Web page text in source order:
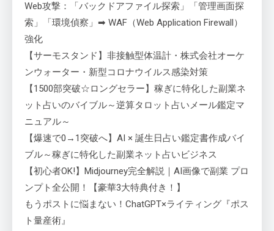
Web攻撃：「バックドアファイル探索」「管理画面探
索」「環境偵察」➡ WAF（Web Application Firewall）
強化
【サーモスタンド】非接触型体温計・株式会社オーケ
ンウォーター・新型コロナウイルス感染対策
【1500部突破☆ロングセラー】稼ぎに特化した副業ネ
ット占いのバイブル～逆算タロット占いメール鑑定マ
ニュアル～
【爆速で0→1突破へ】AI × 誕生日占い鑑定書作成バイ
ブル～稼ぎに特化した副業ネット占いビジネス
【初心者OK!】Midjourney完全解説｜AI画像で副業 プロ
ンプト全公開！【豪華3大特典付き！】
もうポストに悩まない！ChatGPT×ライティング『ポス
ト量産術』